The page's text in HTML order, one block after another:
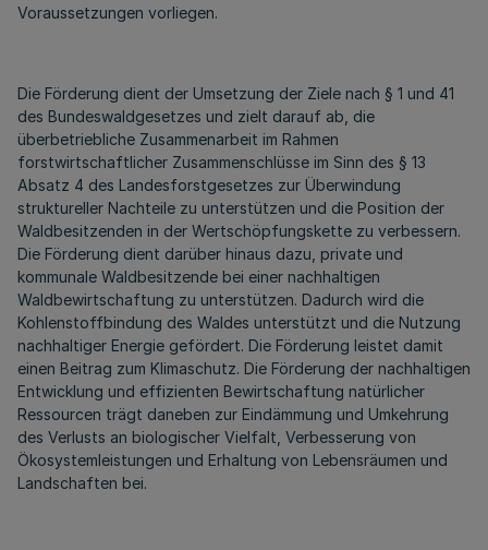
Voraussetzungen vorliegen.
Die Förderung dient der Umsetzung der Ziele nach § 1 und 41
des Bundeswaldgesetzes und zielt darauf ab, die
überbetriebliche Zusammenarbeit im Rahmen
forstwirtschaftlicher Zusammenschlüsse im Sinn des § 13
Absatz 4 des Landesforstgesetzes zur Überwindung
struktureller Nachteile zu unterstützen und die Position der
Waldbesitzenden in der Wertschöpfungskette zu verbessern.
Die Förderung dient darüber hinaus dazu, private und
kommunale Waldbesitzende bei einer nachhaltigen
Waldbewirtschaftung zu unterstützen. Dadurch wird die
Kohlenstoffbindung des Waldes unterstützt und die Nutzung
nachhaltiger Energie gefördert. Die Förderung leistet damit
einen Beitrag zum Klimaschutz. Die Förderung der nachhaltigen
Entwicklung und effizienten Bewirtschaftung natürlicher
Ressourcen trägt daneben zur Eindämmung und Umkehrung
des Verlusts an biologischer Vielfalt, Verbesserung von
Ökosystemleistungen und Erhaltung von Lebensräumen und
Landschaften bei.